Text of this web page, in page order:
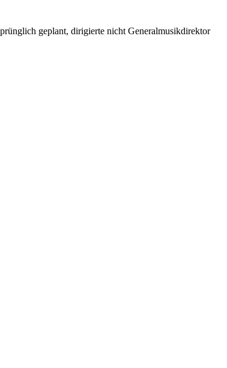
geplant, dirigierte nicht Generalmusikdirektor